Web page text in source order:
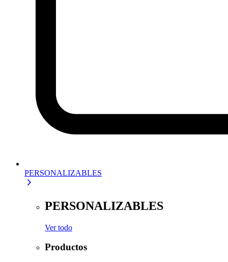
PERSONALIZABLES
PERSONALIZABLES
Ver todo
Productos